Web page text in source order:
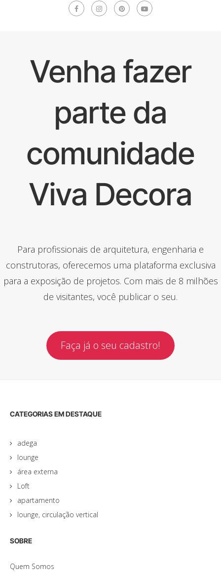
Venha fazer
parte da
comunidade
Viva Decora
Para profissionais de arquitetura, engenharia e
construtoras, oferecemos uma plataforma exclusiva
para a exposição de projetos. Com mais de 8 milhões
de visitantes, você publicar o seu.
Faça já o seu cadastro!
CATEGORIAS EM DESTAQUE
adega
lounge
área externa
Loft
apartamento
lounge, circulação vertical
SOBRE
Quem Somos